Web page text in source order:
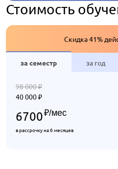
Стоимость
Скидка 41%
за семестр за год
98 000₽
40 000₽
6700₽/мес
в рассрочку на 6 месяцев